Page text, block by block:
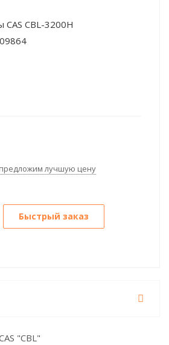
CBL-3200H
лучшую цену
Быстрый заказ
"CBL"